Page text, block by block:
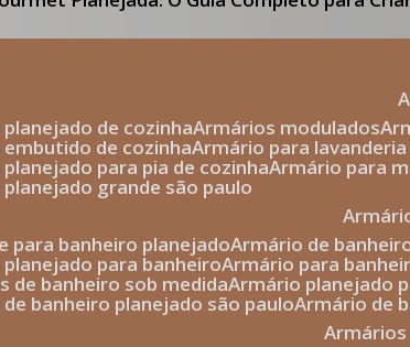
planejado de cozinha armários modulados
embutido de cozinha armário para
planejado para pia de cozinha armário para
planejado grande são paulo
para banheiro planejado armário de
planejado para banheiro armário para
de banheiro sob medida armário planejado
de banheiro planejado são paulo armário de